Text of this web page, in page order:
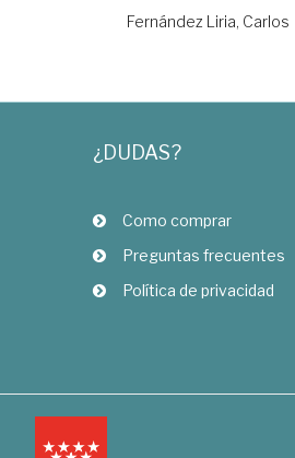
Fernández Liria, Carlos
¿DUDAS?
Como comprar
Preguntas frecuentes
Política de privacidad